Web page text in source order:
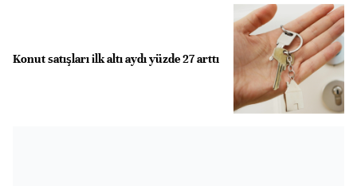
Konut satışları ilk altı aydı yüzde 27 arttı